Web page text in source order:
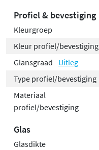
Profiel & bevestiging
Kleurgroep
Kleur profiel/bevestiging
Glansgraad
Uitleg
Type profiel/bevestiging
Materiaal
profiel/bevestiging
Glas
Glasdikte